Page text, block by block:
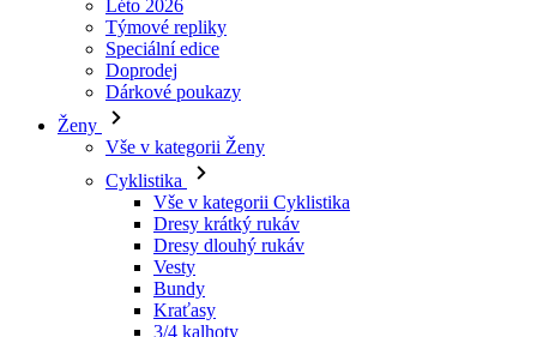
Ženy
Vše v kategorii Ženy
Cyklistika
Vše v kategorii Cyklistika
Dresy dlouhý rukáv
Vesty
Bundy
Kraťasy
3/4 kalhoty
Dlouhé kalhoty
Spodní prádlo
Návleky
Čepice